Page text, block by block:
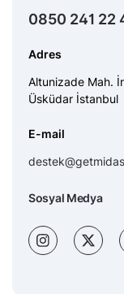
0850 241 22
Adres
Altunizade Mah.
Üsküdar İstanbul
E-mail
Sosyal Medya